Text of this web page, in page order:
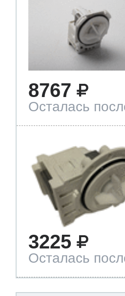
8767
Осталась
3225
Осталась